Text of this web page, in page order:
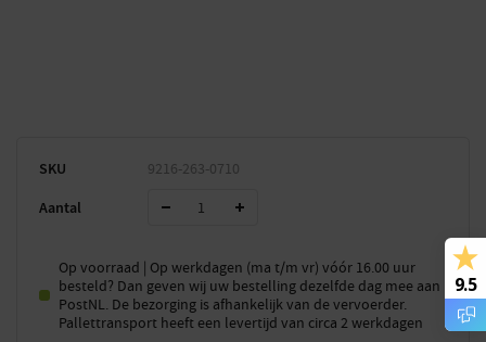
SKU 9216-263-0710
Aantal
Op voorraad | Op werkdagen (ma t/m vr) vóór 16.00 uur
besteld? Dan geven wij uw bestelling dezelfde dag mee aan
PostNL. De bezorging is afhankelijk van de vervoerder.
Pallettransport heeft een levertijd van circa 2 werkdagen
9.5